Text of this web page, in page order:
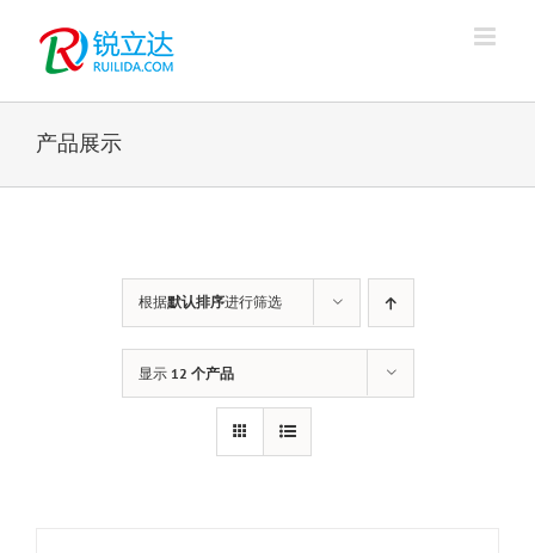
产品展示
根据默认排序进行筛选
显示 12 个产品